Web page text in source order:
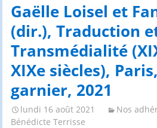
Gaëlle Loisel et
(dir.), Traduction
Transmédialité
XIXe siècles),
garnier, 2021
lundi 16 août 2021
Nos
Bénédicte Terrisse